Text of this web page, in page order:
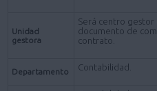
Unidad
gestora
Será centro gestor
documento de
contrato.
Departamento Contabilidad.